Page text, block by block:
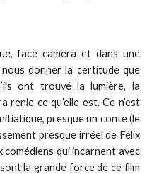
face caméra et dans une
donner la certitude que
ont trouvé la lumière, la
ce qu’elle est. Ce n’est
presque un conte (le
presque irréel de Félix
qui incarnent avec
la grande force de ce film